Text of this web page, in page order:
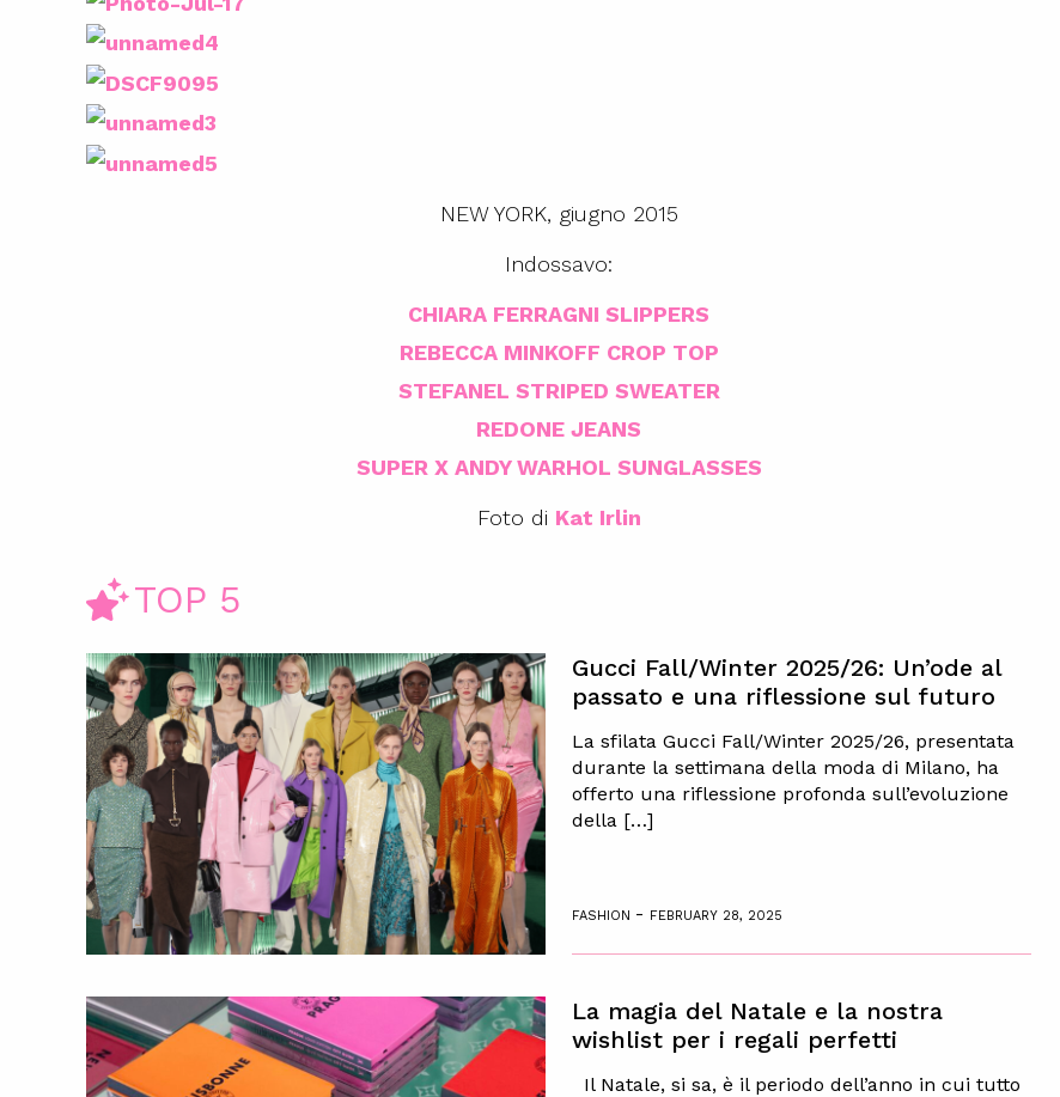
NEW YORK, giugno 2015
Indossavo:
CHIARA FERRAGNI SLIPPERS
REBECCA MINKOFF CROP TOP
STEFANEL STRIPED SWEATER
REDONE JEANS
SUPER X ANDY WARHOL SUNGLASSES
Foto di Kat Irlin
TOP 5
Gucci Fall/Winter 2025/26: Un’ode al
passato e una riflessione sul futuro
La sfilata Gucci Fall/Winter 2025/26, presentata
durante la settimana della moda di Milano, ha
offerto una riflessione profonda sull’evoluzione
della […]
FASHION - FEBRUARY 28, 2025
La magia del Natale e la nostra
wishlist per i regali perfetti
Il Natale, si sa, è il periodo dell’anno in cui tutto